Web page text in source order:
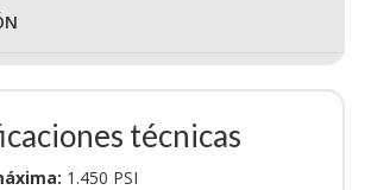
técnicas
1.450 PSI